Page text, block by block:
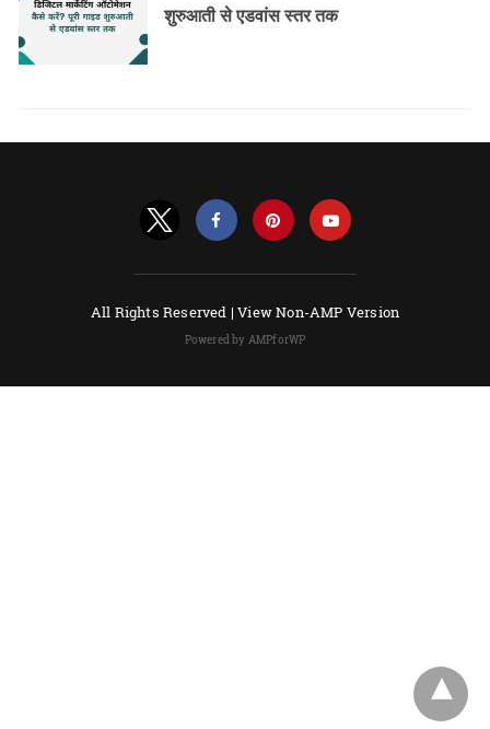
शुरुआती से एडवांस स्तर तक
All Rights Reserved |View Non-AMP Version
Powered by AMPforWP